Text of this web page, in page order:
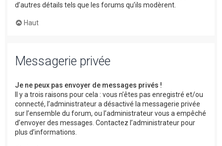
d’autres détails tels que les forums qu’ils modèrent.
Haut
Messagerie privée
Je ne peux pas envoyer de messages privés !
Il y a trois raisons pour cela : vous n’êtes pas enregistré et/ou
connecté, l’administrateur a désactivé la messagerie privée
sur l’ensemble du forum, ou l’administrateur vous a empêché
d’envoyer des messages. Contactez l’administrateur pour
plus d’informations.